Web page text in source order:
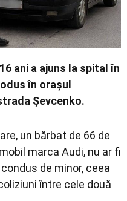
ani a ajuns la spital în
în orașul
Șevcenko.
un bărbat de 66 de
marca Audi, nu ar fi
de minor, ceea
între cele două